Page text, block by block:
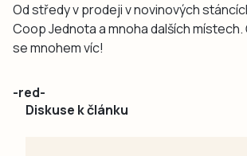
Od středy v prodeji v novinových
Coop Jednota a mnoha dalších
se mnohem víc!
-red-
Diskuse k článku